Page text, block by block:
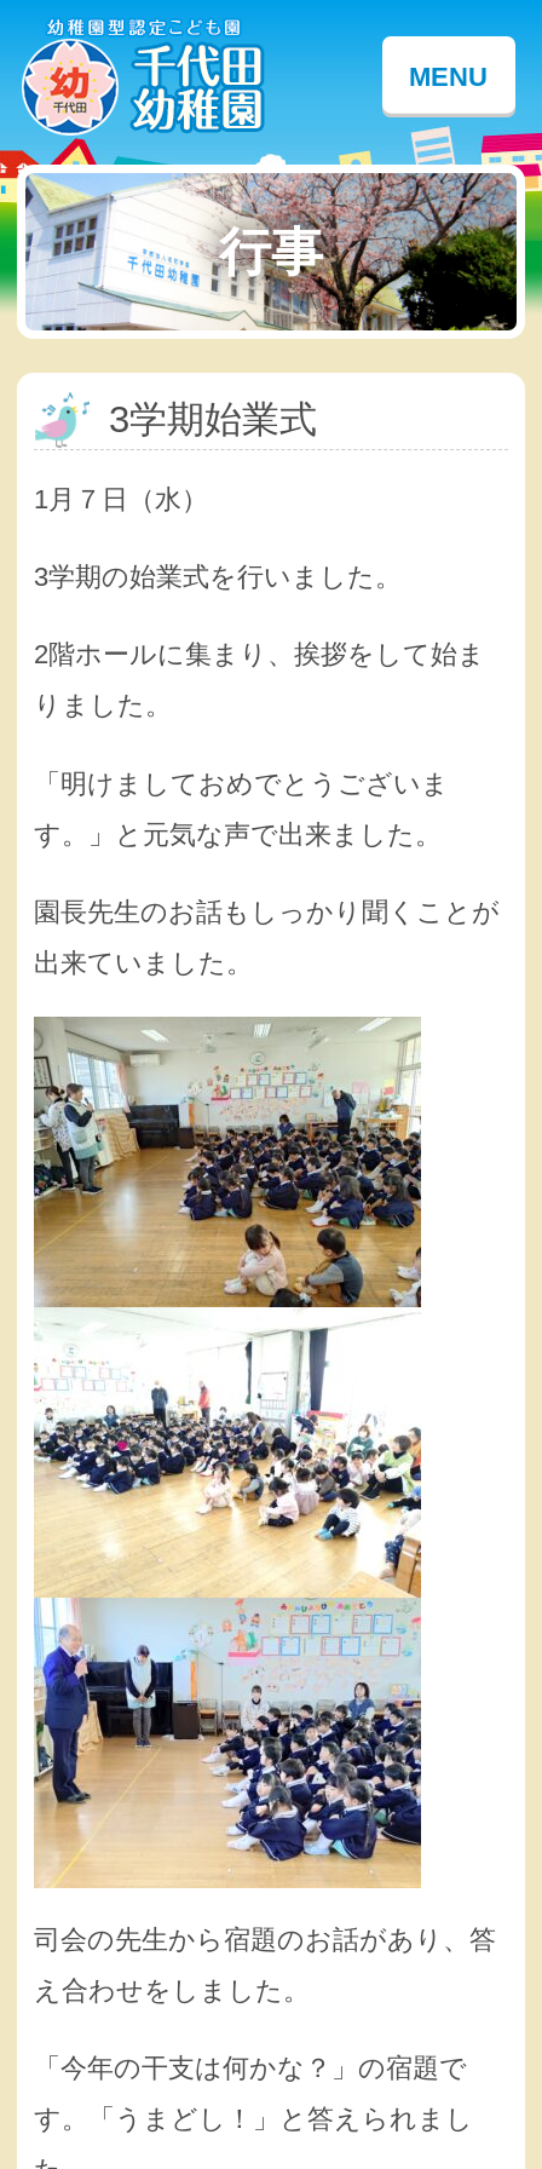
MENU
行事
3学期始業式
1月７日（水）
3学期の始業式を行いました。
2階ホールに集まり、挨拶をして始ま
りました。
「明けましておめでとうございま
す。」と元気な声で出来ました。
園長先生のお話もしっかり聞くことが
出来ていました。
司会の先生から宿題のお話があり、答
え合わせをしました。
「今年の干支は何かな？」の宿題で
す。「うまどし！」と答えられまし